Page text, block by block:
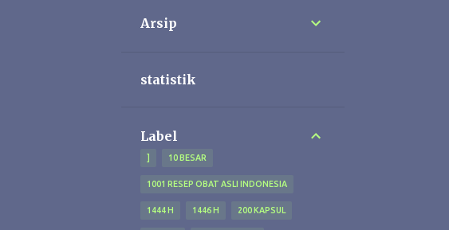
Arsip
statistik
Label
] 10 BESAR
1001 RESEP OBAT ASLI INDONESIA
1444 H 1446 H 200 KAPSUL